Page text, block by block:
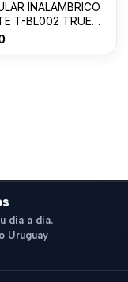
INALAMBRICO
T-BL002 TRUE
dia a dia.
Uruguay